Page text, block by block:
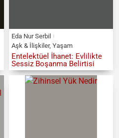
Eda Nur Serbil
Aşk & İlişkiler, Yaşam
Entelektüel İhanet: Evlilikte
Sessiz Boşanma Belirtisi